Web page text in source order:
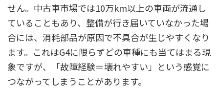
せん。中古車市場では10万km以上の車両が流通し
ていることもあり、整備が行き届いていなかった場
合には、消耗部品が原因で不具合が生じやすくなり
ます。これはG4に限らずどの車種にも当てはまる現
象ですが、「故障経験＝壊れやすい」という感覚に
つながってしまうことがあります。